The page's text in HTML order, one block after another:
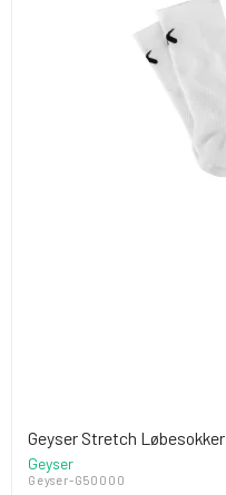
Geyser Stretch Løbesokker
Geyser
Geyser-G50000